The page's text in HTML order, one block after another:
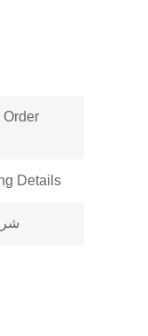
Order
Details: